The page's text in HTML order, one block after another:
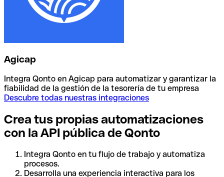
Agicap
Integra Qonto en Agicap para automatizar y garantizar la
fiabilidad de la gestión de la tesorería de tu empresa
Descubre todas nuestras integraciones
Crea tus propias automatizaciones
con la API pública de Qonto
Integra Qonto en tu flujo de trabajo y automatiza
procesos.
Desarrolla una experiencia interactiva para los